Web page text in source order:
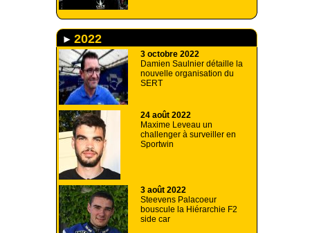
2022
3 octobre 2022
Damien Saulnier détaille la
nouvelle organisation du
SERT
24 août 2022
Maxime Leveau un
challenger à surveiller en
Sportwin
3 août 2022
Steevens Palacoeur
bouscule la Hiérarchie F2
side car